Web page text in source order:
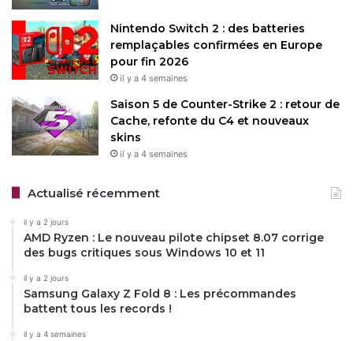
Nintendo Switch 2 : des batteries
remplaçables confirmées en Europe
pour fin 2026
il y a 4 semaines
Saison 5 de Counter-Strike 2 : retour de
Cache, refonte du C4 et nouveaux
skins
il y a 4 semaines
Actualisé récemment
il y a 2 jours
AMD Ryzen : Le nouveau pilote chipset 8.07 corrige
des bugs critiques sous Windows 10 et 11
il y a 2 jours
Samsung Galaxy Z Fold 8 : Les précommandes
battent tous les records !
il y a 4 semaines